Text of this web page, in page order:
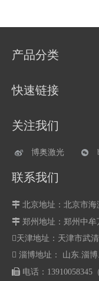
产品分类
快速链接
关注我们
博奥激光
联系我们
 北京地址：北京市
 郑州地址： 郑州中牟
天津地址：天津市武
 淄博地址： 山东.淄
 电话：13910058345